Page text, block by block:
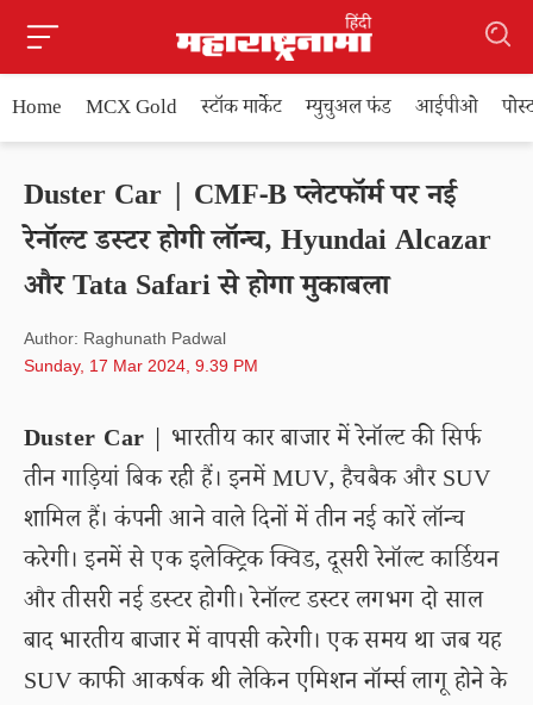
Home MCX Gold स्टॉक मार्केट म्युचुअल फंड आईपीओ
Duster Car | CMF-B प्लेटफॉर्म पर नई
रेनॉल्ट डस्टर होगी लॉन्च, Hyundai Alcazar
और Tata Safari से होगा मुकाबला
Author: Raghunath Padwal
Sunday, 17 Mar 2024, 9.39 PM
Duster Car | भारतीय कार बाजार में रेनॉल्ट की सिर्फ
तीन गाड़ियां बिक रही हैं। इनमें MUV, हैचबैक और SUV
शामिल हैं। कंपनी आने वाले दिनों में तीन नई कारें लॉन्च
करेगी। इनमें से एक इलेक्ट्रिक क्विड, दूसरी रेनॉल्ट कार्डियन
और तीसरी नई डस्टर होगी। रेनॉल्ट डस्टर लगभग दो साल
बाद भारतीय बाजार में वापसी करेगी। एक समय था जब यह
SUV काफी आकर्षक थी लेकिन एमिशन नॉर्म्स लागू होने के